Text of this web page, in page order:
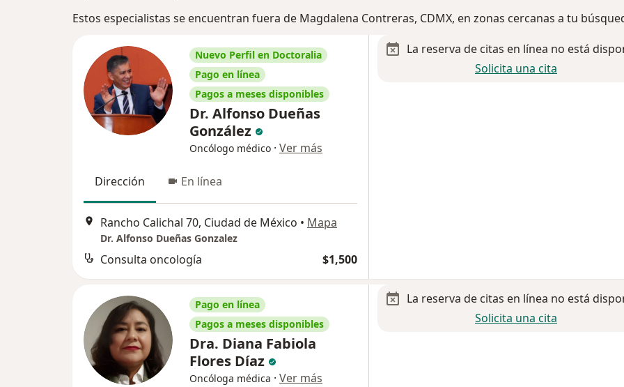
Estos especialistas se encuentran fuera de Magdalena Contreras, CDMX, en zonas cercanas a tu
Nuevo Perfil en Doctoralia
Pago en línea
Pagos a meses disponibles
Dr. Alfonso Dueñas
González
Oncólogo médico · Ver más
Dirección En línea
Rancho Calichal 70, Ciudad de México • Mapa
Dr. Alfonso Dueñas Gonzalez
Consulta oncología $1,500
La reserva de citas en línea no está
Solicita una cita
Pago en línea
Pagos a meses disponibles
Dra. Diana Fabiola
Flores Díaz
Oncóloga médica · Ver más
La reserva de citas en línea no está
Solicita una cita